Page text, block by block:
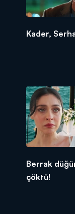
Kader,
Berrak
çöktü!